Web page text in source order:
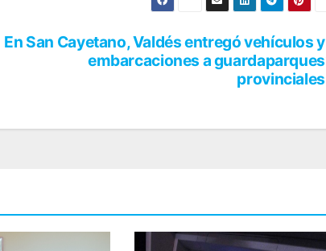
En San Cayetano, Valdés entregó vehículos y
embarcaciones a guardaparques
provinciales